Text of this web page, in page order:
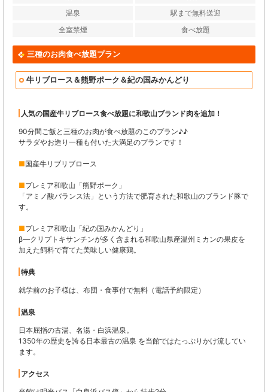
温泉 駅まで無料送迎
全室禁煙 食べ放題
三種のお肉食べ放題プラン
牛リブロース＆熊野ポーク＆紀の国みかんどり
人気の国産牛リブロース食べ放題に和歌山ブランド肉を追加！
90分間ご飯と三種のお肉が食べ放題のこのプラン♪♪
サラダやお造り一種も付いた大満足のプランです！
■ 国産牛リブリブロース
■プレミア和歌山「熊野ポーク」
「アミノ酸バランス法」という方法で肥育された和歌山のブランド豚で
す。
■プレミア和歌山「紀の国みかんどり」
β―クリプトキサンチンが多く含まれる和歌山県産温州ミカンの果皮を
加えた飼料で育てた美味しい健康鶏。
特典
就学前のお子様は、布団・食事付で無料（電話予約限定）
温泉
日本屈指の古湯、名湯・白浜温泉。
1350年の歴史を誇る日本最古の温泉 を当館ではたっぷりかけ流してい
ます。
アクセス